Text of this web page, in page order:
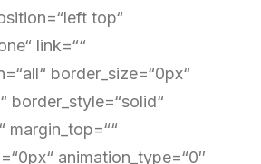
top“
link=““
border_size=“0px“
border_style=“solid“
margin_top=““
animation_type=“0″